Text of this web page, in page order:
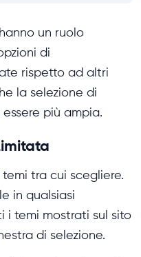
un ruolo
di
rispetto ad altri
la selezione di
più ampia.
tra cui scegliere.
in qualsiasi
i temi mostrati sul sito
di selezione.